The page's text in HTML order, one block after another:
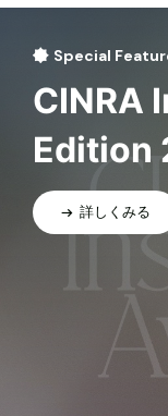
Special
CINRA
Edition
詳しくみる